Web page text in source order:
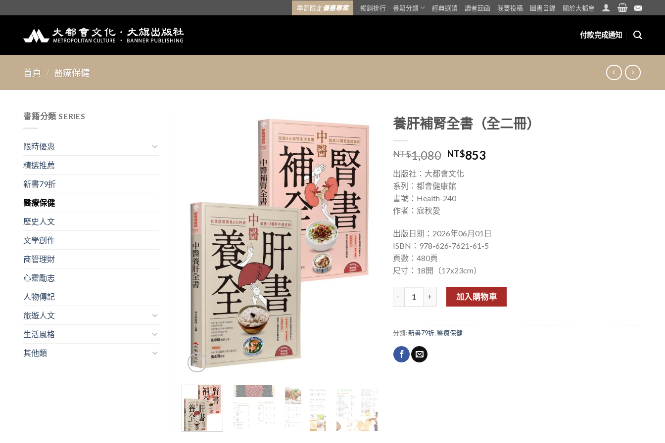
to
季節限定優惠專案 暢銷排行 書籍分類 經典選讀 讀者回函 我要投稿 圖書目錄 關於大都會
付款完成通知
首頁 / 醫療保健
加入
「願
望清
單」
養肝補腎全書（全二冊）
NT$1,080 NT$853
出版社：大都會文化
系列：都會健康館
書號：Health-240
作者：寇秋愛
出版日期：2026年06月01日
ISBN：978-626-7621-61-5
頁數：480頁
尺寸：18開（17x23cm）
養肝補腎全書（全二冊） 數量
加入購物車
分類:新書79折,醫療保健
書籍分類 SERIES
限時優惠
精選推薦
新書79折
醫療保健
歷史人文
文學創作
商管理財
心靈勵志
人物傳記
旅遊人文
生活風格
其他類